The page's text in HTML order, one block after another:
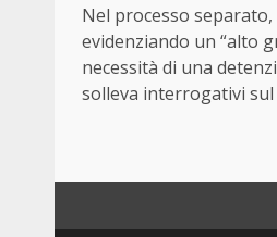
Nel processo
evidenziando un “alto
necessità di una
solleva interrogativi